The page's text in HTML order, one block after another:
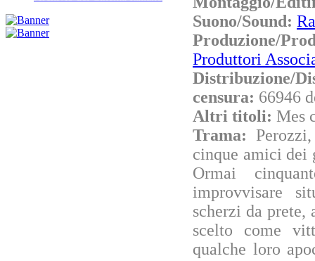
Suono/Sound:
Produzione/
Produttori
Distribuzione/
censura: 66946
Altri titoli: Mes
Trama:
cinque amici dei
Ormai
improvvisare
scherzi da prete,
scelto come
qualche loro